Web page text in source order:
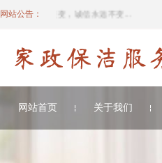
网站公告：
本，市场在变，诚信永远不变...
网站首页 关于我们